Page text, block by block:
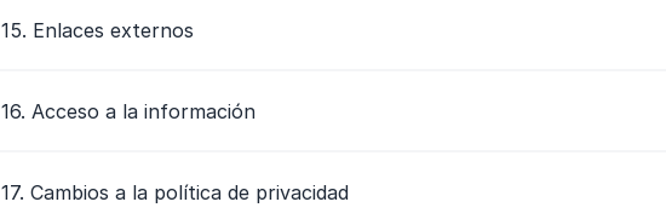
15. Enlaces externos
16. Acceso a la información
17. Cambios a la política de privacidad